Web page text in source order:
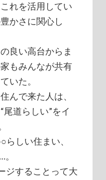
れを活用してい
かさに関心し
良い高台からま
もみんなが共有
いた。
んで来た人は、
道らしい”をイ
しい住まい、
ジすることって大